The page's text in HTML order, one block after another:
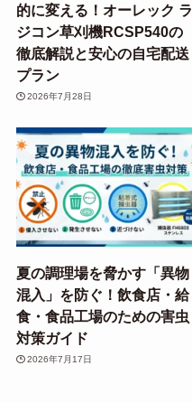
的に変える！オーレック ラ
ジコン草刈機RCSP540の
徹底解説と安心の自宅配送
プラン
2026年7月28日
夏の調理場を脅かす「異物
混入」を防ぐ！飲食店・給
食・食品工場のための害虫
対策ガイド
2026年7月17日